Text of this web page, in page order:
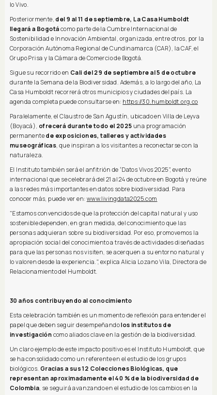
lo Vivo.
Posteriormente, del 9 al 11 de septiembre, La Casa Humboldt
llegará a Bogotácomo parte de la Cumbre Internacional de
Sostenibilidad e Innovación Ambiental, organizada, entre otros, por la
Corporación Autónoma Regional de Cundinamarca (CAR), la CAF, el
Grupo Prisa y la Cámara de Comercio de Bogotá.
Sigue su recorrido en Cali del 29 de septiembre al 5 de octubre
durante la Semana de la Biodiversidad. Además, a lo largo del año, La
Casa Humboldt recorrerá otros municipios y ciudades del país. La
agenda completa puede consultarse en: https://30.humboldt.org.co
Paralelamente, el Claustro de San Agustín, ubicado en Villa de Leyva
(Boyacá), ofrecerá durante todo el 2025 una programación
permanentede exposiciones, talleres y actividades
museográficas, que inspiran a los visitantes a reconectarse con la
naturaleza.
El Instituto también será el anfitrión de “Datos Vivos 2025", evento
internacional que se celebrará del 21 al 24 de octubre en Bogotá y reúne
a las redes más importantes en datos sobre biodiversidad. Para
conocer más, puede ver en:www.livingdata2025.com
"Estamos convencidos de que la protección del capital natural y uso
sostenible dependen, en gran medida, del conocimiento que las
personas adquieran sobre su biodiversidad. Por eso, promovemos la
apropiación social del conocimiento a través de actividades diseñadas
para que las personas nos visiten, se acerquen a su entorno natural y
lo valoren desde la experiencia.", explica Alicia Lozano Vila, Directora de
Relacionamiento del Humboldt.
30 años contribuyendo al conocimiento
Esta celebración también es un momento de reflexión para entender el
papel que deben seguir desempeñandolos institutos de
investigación como aliados clave en la gestión de la biodiversidad.
Un claro ejemplo de este impacto positivo es el Instituto Humboldt, que
se ha consolidado como un referente en el estudio de los grupos
biológicos. Gracias a sus 12 Colecciones Biológicas, que
representan aproximadamente el 40 % de la biodiversidad de
Colombia, se seguirá avanzando en el estudio de los cambios en la